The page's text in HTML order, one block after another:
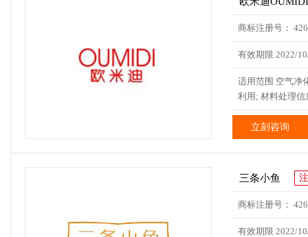
商标注册号：
有效期限 2022/
适用范围 空气净
利用; 材料处理信
立刻咨询
三条小鱼
商标注册号：
有效期限 2022/